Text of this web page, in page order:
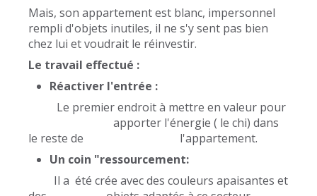
Mais, son appartement est blanc, impersonnel
rempli d'objets inutiles, il ne s'y sent pas bien
chez lui et voudrait le réinvestir.
Le travail effectué :
Réactiver l'entrée :
Le premier endroit à mettre en valeur pour
apporter l'énergie ( le chi) dans
le reste de l'appartement.
Un coin "ressourcement:
Il a été crée avec des couleurs apaisantes et